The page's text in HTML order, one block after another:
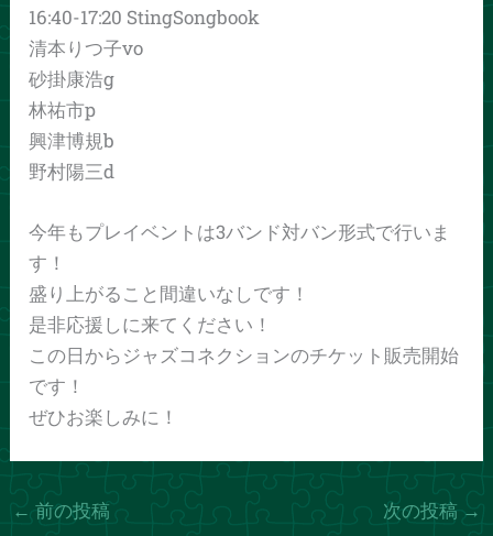
16:40-17:20 StingSongbook
清本りつ子vo
砂掛康浩g
林祐市p
興津博規b
野村陽三d
今年もプレイベントは3バンド対バン形式で行いま
す！
盛り上がること間違いなしです！
是非応援しに来てください！
この日からジャズコネクションのチケット販売開始
です！
ぜひお楽しみに！
← 前の投稿 次の投稿 →